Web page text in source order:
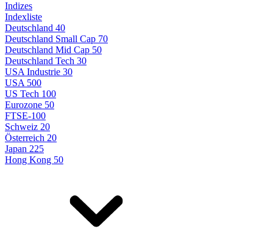
Indizes
Indexliste
Deutschland 40
Deutschland Small Cap 70
Deutschland Mid Cap 50
Deutschland Tech 30
USA Industrie 30
USA 500
US Tech 100
Eurozone 50
FTSE-100
Schweiz 20
Österreich 20
Japan 225
Hong Kong 50